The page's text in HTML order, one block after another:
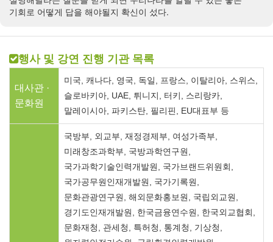
기회로 어떻게 답을 해야될지 확신이 섰다.
행사 및 강연 진행 기관 목록
대사관 ·
문화원
미국, 캐나다, 영국, 독일, 프랑스, 이탈리아, 스위스,
슬로바키아, UAE, 튀니지, 터키, 스리랑카,
말레이시아, 파키스탄, 필리핀, EU대표부 등
국방부, 외교부, 재정경제부, 여성가족부,
미래창조과학부, 국방과학연구원,
국가과학기술인력개발원, 국가브랜드위원회,
국가공무원인재개발원, 국가기록원,
문화관광연구원, 해외문화홍보원, 국립외교원,
경기도인재개발원, 한국금융연수원, 한국외교협회,
문화재청, 관세청, 특허청, 통계청, 기상청,